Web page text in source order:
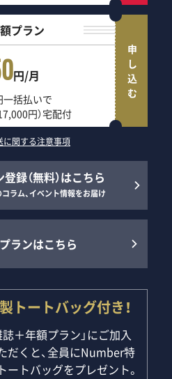
プラン
円/月
括払いで
円）宅配付
申し込む
関する注意事項
録（無料）はこちら
ラム、イベント情報をお届け
ランはこちら
トートバッグ付き！
誌＋年額プラン」にご加入
だくと、全員にNumber特
ートバッグをプレゼント。